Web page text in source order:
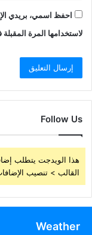
احفظ اسمي، بريدي
لاستخدامها المرة
Follow Us
هذا الويدجت يتطلب
القالب > تنصيب
Weather